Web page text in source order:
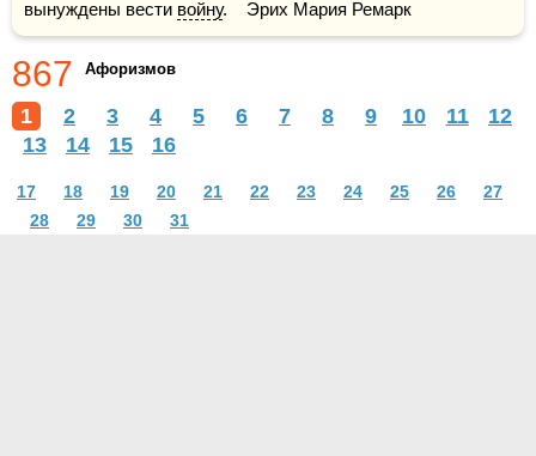
вынуждены вести войну.    Эрих Мария Ремарк
867 Афоризмов
1 2 3 4 5 6 7 8 9 10 11
12
13
14 15 16
17 18 19 20 21 22 23 24 25 26
27
28
29 30 31